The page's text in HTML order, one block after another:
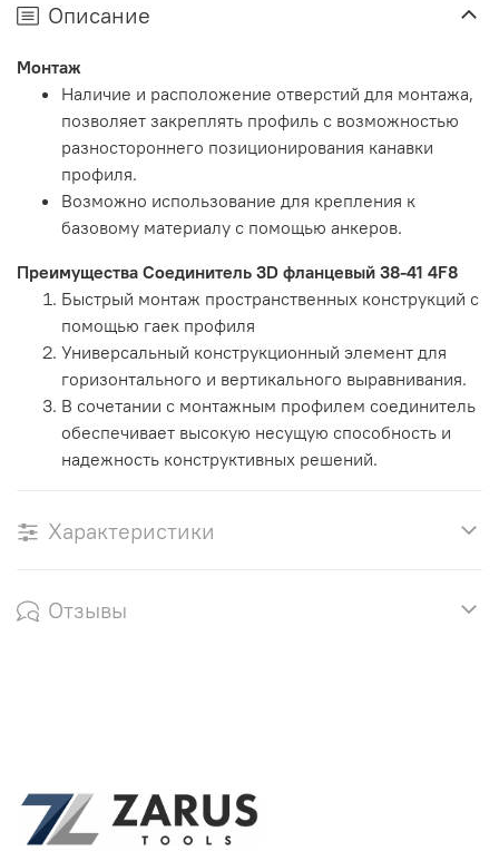
Описание
Монтаж
Наличие и расположение отверстий для монтажа,
позволяет закреплять профиль с возможностью
разностороннего позиционирования канавки
профиля.
Возможно использование для крепления к
базовому материалу с помощью анкеров.
Преимущества Соединитель 3D фланцевый 38-41 4F8
Быстрый монтаж пространственных конструкций с
помощью гаек профиля
Универсальный конструкционный элемент для
горизонтального и вертикального выравнивания.
В сочетании с монтажным профилем соединитель
обеспечивает высокую несущую способность и
надежность конструктивных решений.
Характеристики
Отзывы